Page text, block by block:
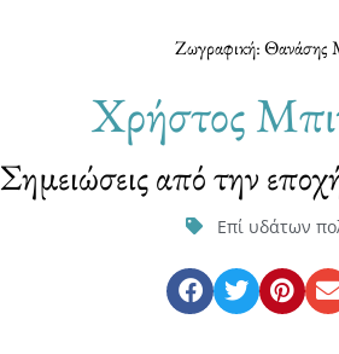
Ζωγραφική: Θανάσης
Χρήστος
Σημειώσεις από την
Επί υδάτων